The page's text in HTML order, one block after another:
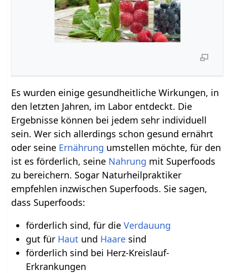
Es wurden einige gesundheitliche Wirkungen, in
den letzten Jahren, im Labor entdeckt. Die
Ergebnisse können bei jedem sehr individuell
sein. Wer sich allerdings schon gesund ernährt
oder seine Ernährung umstellen möchte, für den
ist es förderlich, seine Nahrung mit Superfoods
zu bereichern. Sogar Naturheilpraktiker
empfehlen inzwischen Superfoods. Sie sagen,
dass Superfoods:
förderlich sind, für die Verdauung
gut für Haut und Haaresind
förderlich sind bei Herz-Kreislauf-
Erkrankungen